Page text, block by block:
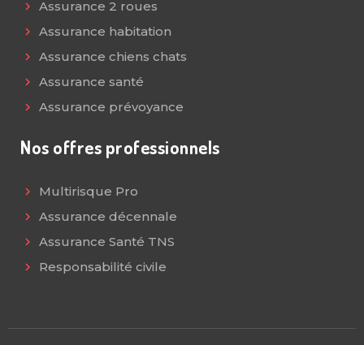
Assurance 2 roues
Assurance habitation
Assurance chiens chats
Assurance santé
Assurance prévoyance
Nos offres professionnels
Multirisque Pro
Assurance décennale
Assurance Santé TNS
Responsabilité civile